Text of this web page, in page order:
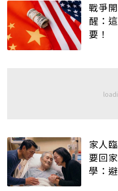
戰爭
醒：
要！
家人
要回
學：